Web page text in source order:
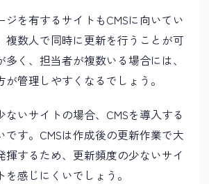
ジを有するサイトもCMSに向いてい
複数人で同時に更新を行うことが可
く、担当者が複数いる場合には、
が管理しやすくなるでしょう。
いサイトの場合、CMSを導入する
です。CMSは作成後の更新作業で大
揮するため、更新頻度の少ないサイ
を感じにくいでしょう。